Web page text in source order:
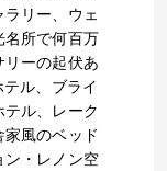
リー、ウェ
名所で何百万
リーの起伏あ
ル、ブライ
テル、レーク
風のベッド
ン・レノン空